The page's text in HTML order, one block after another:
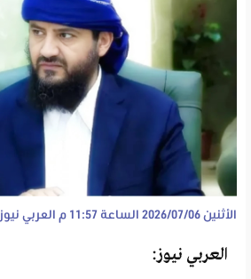
الأثنين 2026/07/06 الساعة 11:57 م العربي نيوز
العربي نيوز: